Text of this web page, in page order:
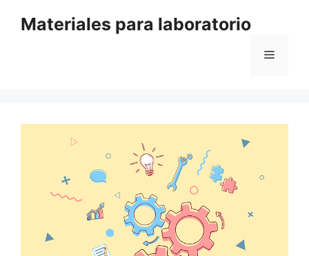
Materiales para laboratorio
Menú